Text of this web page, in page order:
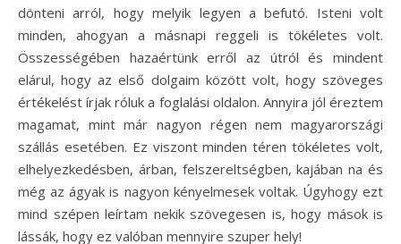
dönteni arról, hogy melyik legyen a befutó. Isteni volt
minden, ahogyan a másnapi reggeli is tökéletes volt.
Összességében hazaértünk erről az útról és mindent
elárul, hogy az első dolgaim között volt, hogy szöveges
értékelést írjak róluk a foglalási oldalon. Annyira jól éreztem
magamat, mint már nagyon régen nem magyarországi
szállás esetében. Ez viszont minden téren tökéletes volt,
elhelyezkedésben, árban, felszereltségben, kajában na és
még az ágyak is nagyon kényelmesek voltak. Úgyhogy ezt
mind szépen leírtam nekik szövegesen is, hogy mások is
lássák, hogy ez valóban mennyire szuper hely!